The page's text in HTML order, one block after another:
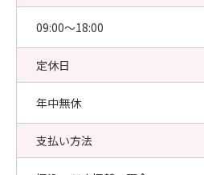
09:00〜18:00
定休日
年中無休
支払い方法